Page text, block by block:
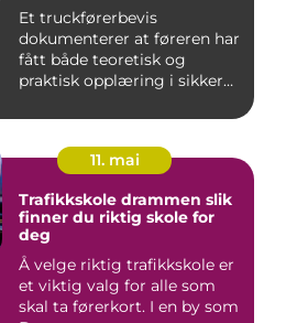
Et truckførerbevis
dokumenterer at føreren har
fått både teoretisk og
praktisk opplæring i sikker
11. mai
Trafikkskole drammen slik
finner du riktig skole for
deg
Å velge riktig trafikkskole er
et viktig valg for alle som
skal ta førerkort. I en by som